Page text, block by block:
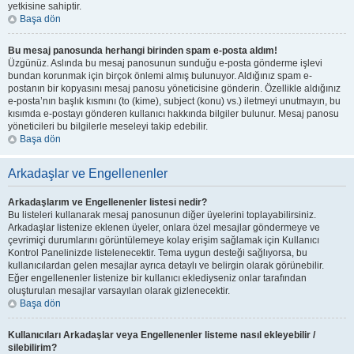
yetkisine sahiptir.
Başa dön
Bu mesaj panosunda herhangi birinden spam e-posta aldım!
Üzgünüz. Aslında bu mesaj panosunun sunduğu e-posta gönderme işlevi
bundan korunmak için birçok önlemi almış bulunuyor. Aldığınız spam e-
postanın bir kopyasını mesaj panosu yöneticisine gönderin. Özellikle aldığınız
e-posta’nın başlık kısmını (to (kime), subject (konu) vs.) iletmeyi unutmayın, bu
kısımda e-postayı gönderen kullanıcı hakkında bilgiler bulunur. Mesaj panosu
yöneticileri bu bilgilerle meseleyi takip edebilir.
Başa dön
Arkadaşlar ve Engellenenler
Arkadaşlarım ve Engellenenler listesi nedir?
Bu listeleri kullanarak mesaj panosunun diğer üyelerini toplayabilirsiniz.
Arkadaşlar listenize eklenen üyeler, onlara özel mesajlar göndermeye ve
çevrimiçi durumlarını görüntülemeye kolay erişim sağlamak için Kullanıcı
Kontrol Panelinizde listelenecektir. Tema uygun desteği sağlıyorsa, bu
kullanıcılardan gelen mesajlar ayrıca detaylı ve belirgin olarak görünebilir.
Eğer engellenenler listenize bir kullanıcı eklediyseniz onlar tarafından
oluşturulan mesajlar varsayılan olarak gizlenecektir.
Başa dön
Kullanıcıları Arkadaşlar veya Engellenenler listeme nasıl ekleyebilir /
silebilirim?